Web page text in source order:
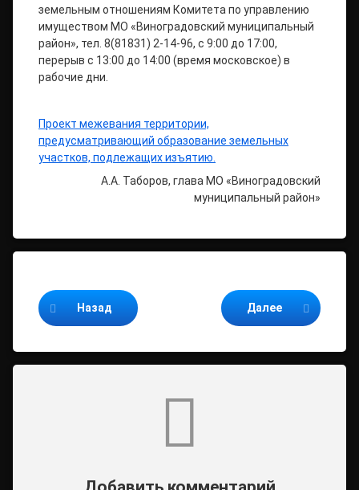
земельным отношениям Комитета по управлению
имуществом МО «Виноградовский муниципальный
район», тел. 8(81831) 2-14-96, с 9:00 до 17:00,
перерыв с 13:00 до 14:00 (время московское) в
рабочие дни.
Проект межевания территории,
предусматривающий образование земельных
участков, подлежащих изъятию.
А.А. Таборов, глава МО «Виноградовский
муниципальный район»
Назад Далее